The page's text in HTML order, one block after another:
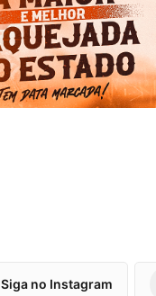
Siga no Instagram